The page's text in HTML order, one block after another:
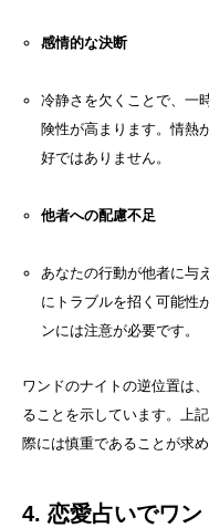
感情的な決断
冷静さを欠くことで、一
険性が高まります。情熱
好ではありません。
他者への配慮不足
あなたの行動が他者に与
にトラブルを招く可能性
ンには注意が必要です。
ワンドのナイトの逆位置は
ることを示しています。上
際には慎重であることが求め
4. 恋愛占いでワ